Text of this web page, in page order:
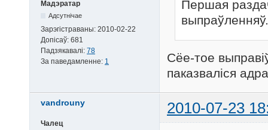
Мадэратар
Адсутнічае
Зарэгістраваны: 2010-02-22
Допісаў: 681
Падзякавалі: 78
За паведамленне: 1
Першая
Сёе-тое
паказваліся
vandrouny 2010-07-23
Чалец